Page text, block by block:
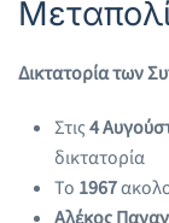
Δικτατορία των
Στις4
δικτατορία
Το 1967